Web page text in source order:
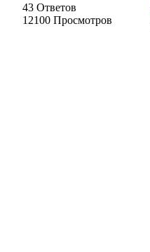
43 Ответов
12100 Просмотров